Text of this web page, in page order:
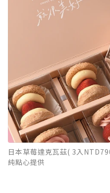
日本草莓達克瓦茲( 3入
純點心提供